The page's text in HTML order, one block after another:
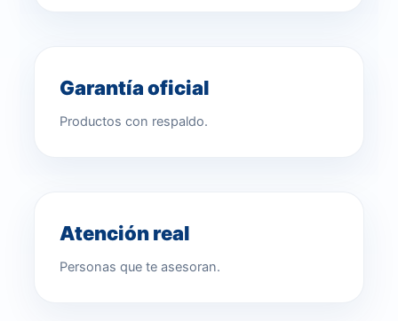
Garantía oficial
Productos con respaldo.
Atención real
Personas que te asesoran.